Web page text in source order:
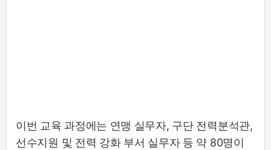
이번 교육 과정에는 연맹 실무자, 구단 전력분석관,
선수지원 및 전력 강화 부서 실무자 등 약 80명이